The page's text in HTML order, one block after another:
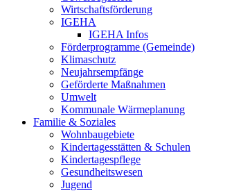
Wirtschaftsförderung
IGEHA
IGEHA Infos
Förderprogramme (Gemeinde)
Klimaschutz
Neujahrsempfänge
Geförderte Maßnahmen
Umwelt
Kommunale Wärmeplanung
Familie & Soziales
Wohnbaugebiete
Kindertagesstätten & Schulen
Kindertagespflege
Gesundheitswesen
Jugend